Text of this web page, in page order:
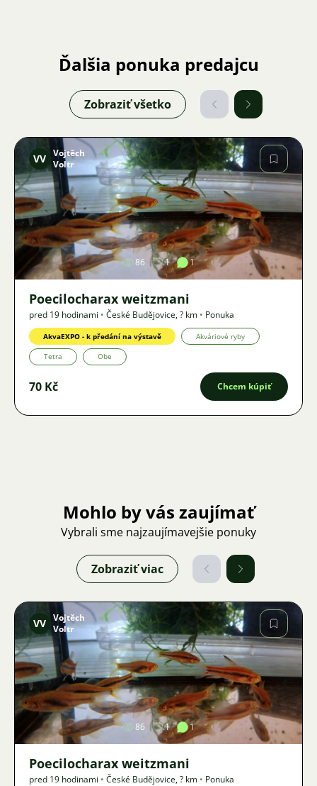
Ďalšia ponuka predajcu
Zobraziť všetko
Obrázok
VV Vojtěch
Voltr
86 1 1
Poecilocharax weitzmani
pred 19 hodinami • České Budějovice,? km • Ponuka
AkvaEXPO - k předání na výstavě Akváriové ryby
Tetra Obe
70 Kč Chcem kúpiť
Mohlo by vás zaujímať
Vybrali sme najzaujímavejšie ponuky
Zobraziť viac
Obrázok
VV Vojtěch
Voltr
86 1 1
Poecilocharax weitzmani
pred 19 hodinami • České Budějovice,? km • Ponuka